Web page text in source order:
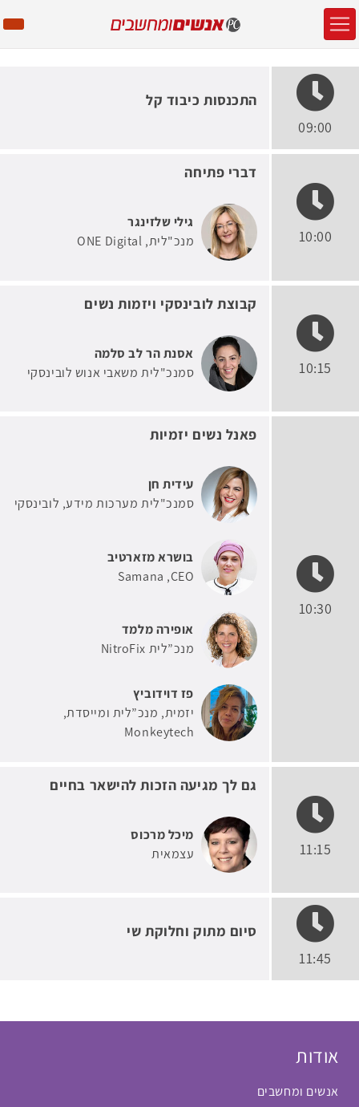
09:00
התכנסות כיבוד קל
10:00
דברי פתיחה
גילי שלזינגר
מנכ"לית ONE Digital
10:15
קבוצת לובינסקי ויזמות נשים
אסנת הר לב סלמה
סמנכ"לית משאבי אנוש לובינסקי
10:30
פאנל נשים יזמיות
עידית חן
סמנכ"לית מערכות מידע לובינסקי
בושרא מזארטיב
CEO
Samana
אופירה מלמד
מנכ”לית NitroFix
פז דוידוביץ
יזמית, מנכ”לית ומייסדת
Monkeytech
11:15
גם לך מגיעה הזכות להישאר בחיים
מיכל מרכוס
עצמאית
11:45
סיום מתוק וחלוקת שי
אודות
אנשים ומחשבים